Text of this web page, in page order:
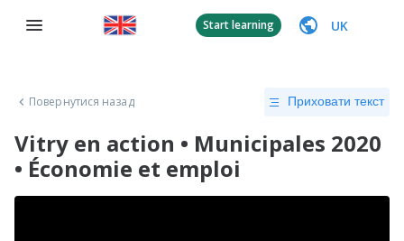
Start learning UK
Повернутися назад Приховати текст
Vitry en action • Municipales 2020
• Économie et emploi